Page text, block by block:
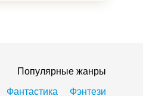
Популярные жанры
Фантастика Фэнтези